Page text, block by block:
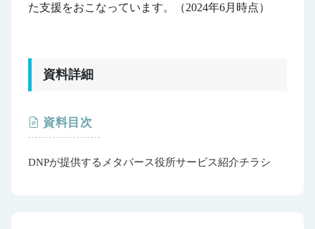
た支援をおこなっています。（2024年6月時点）
資料詳細
資料目次
DNPが提供するメタバース役所サービス紹介チラシ